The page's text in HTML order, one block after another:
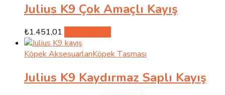
Julius K9 Çok Amaçlı Kayış
₺1.451,01
Köpek AksesuarlarıKöpek Tasması
Julius K9 Kaydırmaz Saplı Kayış